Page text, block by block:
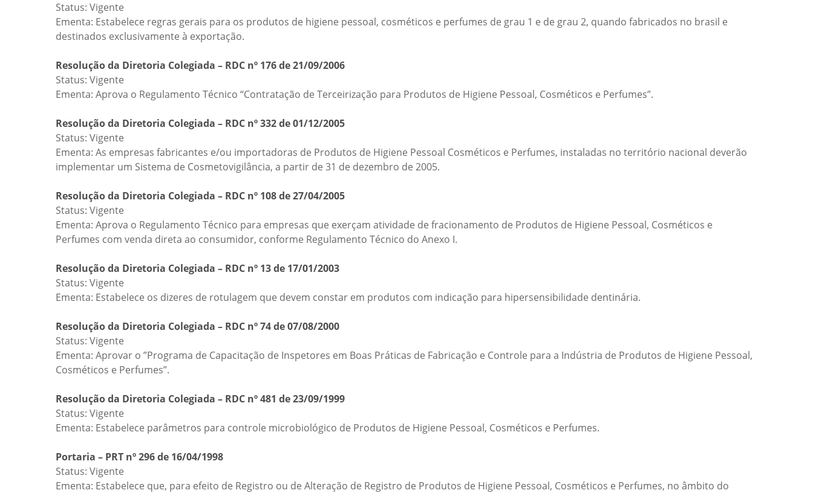
Status: Vigente
Ementa: Estabelece regras gerais para os produtos de higiene pessoal, cosméticos e perfumes de grau 1 e de grau 2, quando fabricados no brasil e
destinados exclusivamente à exportação.
Resolução da Diretoria Colegiada – RDC nº 176 de 21/09/2006
Status: Vigente
Ementa: Aprova o Regulamento Técnico “Contratação de Terceirização para Produtos de Higiene Pessoal, Cosméticos e Perfumes”.
Resolução da Diretoria Colegiada – RDC nº 332 de 01/12/2005
Status: Vigente
Ementa: As empresas fabricantes e/ou importadoras de Produtos de Higiene Pessoal Cosméticos e Perfumes, instaladas no território nacional deverão
implementar um Sistema de Cosmetovigilância, a partir de 31 de dezembro de 2005.
Resolução da Diretoria Colegiada – RDC nº 108 de 27/04/2005
Status: Vigente
Ementa: Aprova o Regulamento Técnico para empresas que exerçam atividade de fracionamento de Produtos de Higiene Pessoal, Cosméticos e
Perfumes com venda direta ao consumidor, conforme Regulamento Técnico do Anexo I.
Resolução da Diretoria Colegiada – RDC nº 13 de 17/01/2003
Status: Vigente
Ementa: Estabelece os dizeres de rotulagem que devem constar em produtos com indicação para hipersensibilidade dentinária.
Resolução da Diretoria Colegiada – RDC nº 74 de 07/08/2000
Status: Vigente
Ementa: Aprovar o ”Programa de Capacitação de Inspetores em Boas Práticas de Fabricação e Controle para a Indústria de Produtos de Higiene Pessoal,
Cosméticos e Perfumes”.
Resolução da Diretoria Colegiada – RDC nº 481 de 23/09/1999
Status: Vigente
Ementa: Estabelece parâmetros para controle microbiológico de Produtos de Higiene Pessoal, Cosméticos e Perfumes.
Portaria – PRT nº 296 de 16/04/1998
Status: Vigente
Ementa: Estabelece que, para efeito de Registro ou de Alteração de Registro de Produtos de Higiene Pessoal, Cosméticos e Perfumes, no âmbito do